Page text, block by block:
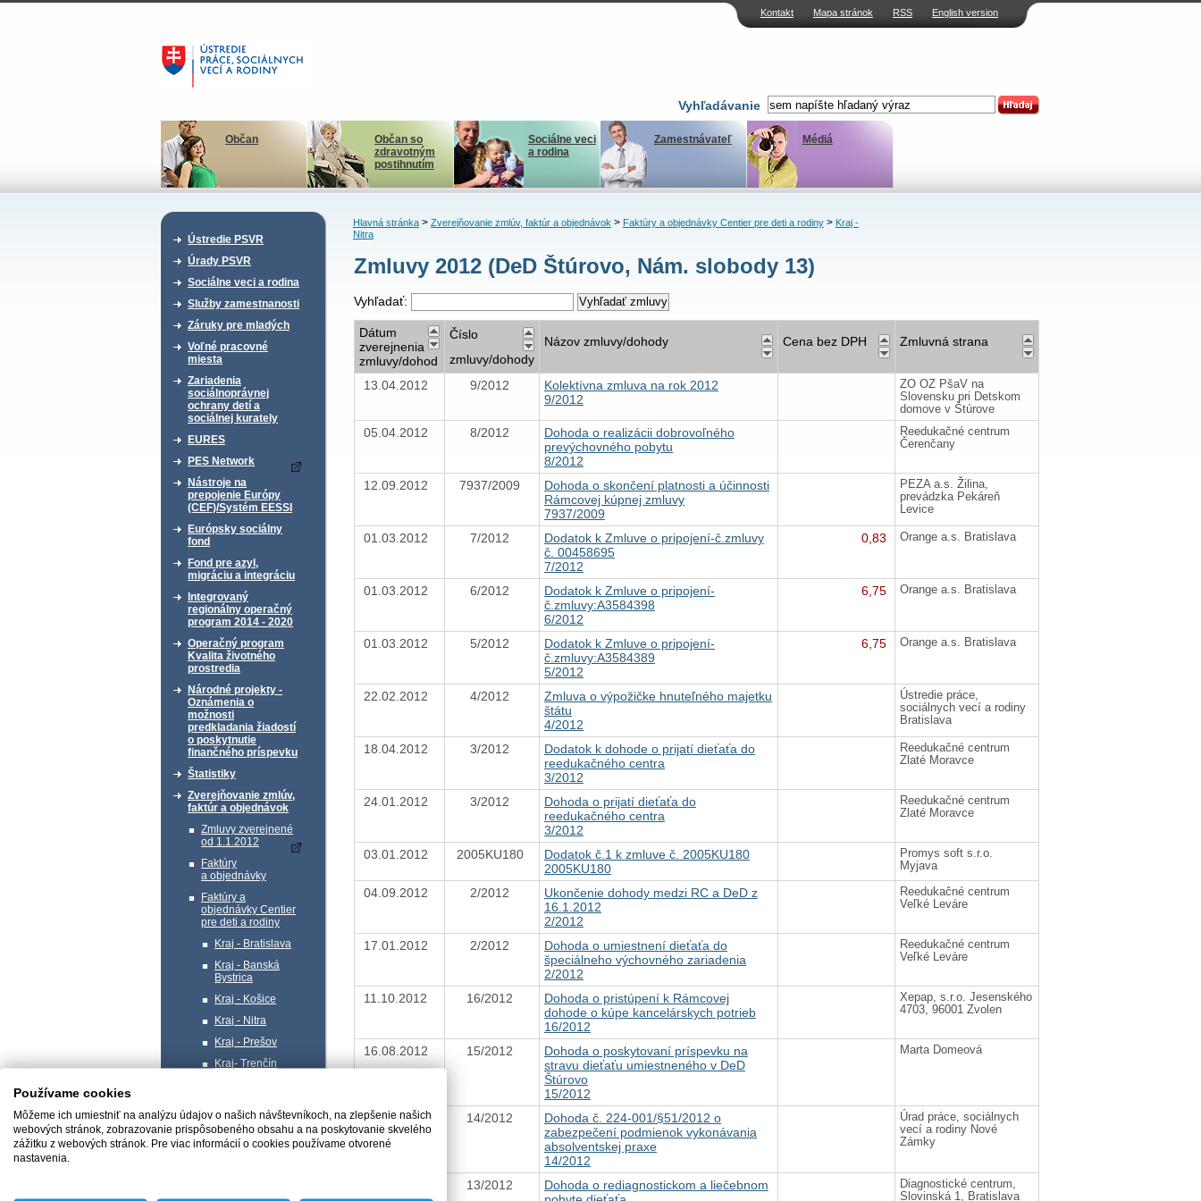
Kontakt Mapa stránok RSS English version
Vyhľadávanie
Občan
Občan so
zdravotným
postihnutím
Sociálne veci
a rodina
Zamestnávateľ Médiá
Ústredie PSVR
Úrady PSVR
Sociálne veci a rodina
Služby zamestnanosti
Záruky pre mladých
Voľné pracovné
miesta
Zariadenia
sociálnoprávnej
ochrany detí a
sociálnej kurately
EURES
PES Network
Nástroje na
prepojenie Európy
(CEF)/Systém EESSI
Európsky sociálny
fond
Fond pre azyl,
migráciu a integráciu
Integrovaný
regionálny operačný
program 2014 - 2020
Operačný program
Kvalita životného
prostredia
Národné projekty -
Oznámenia o
možnosti
predkladania žiadostí
o poskytnutie
finančného príspevku
Štatistiky
Zverejňovanie zmlúv,
faktúr a objednávok
Zmluvy zverejnené
od 1.1.2012
Faktúry
a objednávky
Faktúry a
objednávky Centier
pre deti a rodiny
Kraj - Bratislava
Kraj - Banská
Bystrica
Kraj - Košice
Kraj - Nitra
Kraj - Prešov
Kraj- Trenčín
Profil verejného
obstarávateľa
Hlavná stránka> Zverejňovanie zmlúv, faktúr a objednávok> Faktúry a objednávky Centier pre deti a rodiny> Kraj -
Nitra
Zmluvy 2012 (DeD Štúrovo, Nám. slobody 13)
Vyhľadať:
Dátum
zverejnenia
zmluvy/dohod
Číslo
zmluvy/dohody
Názov zmluvy/dohody Cena bez DPH Zmluvná strana
13.04.2012 9/2012
Kolektívna zmluva na rok 2012
9/2012
ZO OZ PšaV na
Slovensku pri Detskom
domove v Štúrove
05.04.2012 8/2012
Dohoda o realizácii dobrovoľného
prevýchovného pobytu
8/2012
Reedukačné centrum
Čerenčany
12.09.2012 7937/2009
Dohoda o skončení platnosti a účinnosti
Rámcovej kúpnej zmluvy
7937/2009
PEZA a.s. Žilina,
prevádzka Pekáreň
Levice
01.03.2012 7/2012
Dodatok k Zmluve o pripojení-č.zmluvy
č. 00458695
7/2012
0,83 Orange a.s. Bratislava
01.03.2012 6/2012
Dodatok k Zmluve o pripojení-
č.zmluvy:A3584398
6/2012
6,75 Orange a.s. Bratislava
01.03.2012 5/2012
Dodatok k Zmluve o pripojení-
č.zmluvy:A3584389
5/2012
6,75 Orange a.s. Bratislava
22.02.2012 4/2012
Zmluva o výpožičke hnuteľného majetku
štátu
4/2012
Ústredie práce,
sociálnych vecí a rodiny
Bratislava
18.04.2012 3/2012
Dodatok k dohode o prijatí dieťaťa do
reedukačného centra
3/2012
Reedukačné centrum
Zlaté Moravce
24.01.2012 3/2012
Dohoda o prijatí dieťaťa do
reedukačného centra
3/2012
Reedukačné centrum
Zlaté Moravce
03.01.2012 2005KU180
Dodatok č.1 k zmluve č. 2005KU180
2005KU180
Promys soft s.r.o.
Myjava
04.09.2012 2/2012
Ukončenie dohody medzi RC a DeD z
16.1.2012
2/2012
Reedukačné centrum
Veľké Leváre
17.01.2012 2/2012
Dohoda o umiestnení dieťaťa do
špeciálneho výchovného zariadenia
2/2012
Reedukačné centrum
Veľké Leváre
11.10.2012 16/2012
Dohoda o pristúpení k Rámcovej
dohode o kúpe kancelárskych potrieb
16/2012
Xepap, s.r.o. Jesenského
4703, 96001 Zvolen
16.08.2012 15/2012
Dohoda o poskytovaní príspevku na
stravu dieťaťu umiestneného v DeD
Štúrovo
15/2012
Marta Domeová
23.05.2012 14/2012
Dohoda č. 224-001/§51/2012 o
zabezpečení podmienok vykonávania
absolventskej praxe
14/2012
Úrad práce, sociálnych
vecí a rodiny Nové
Zámky
13/2012
Dohoda o rediagnostickom a liečebnom
Diagnostické centrum,
Slovinská 1, Bratislava
Používame cookies
Môžeme ich umiestniť na analýzu údajov o našich návštevníkoch, na zlepšenie našich
webových stránok, zobrazovanie prispôsobeného obsahu a na poskytovanie skvelého
zážitku z webových stránok. Pre viac informácií o cookies používame otvorené
nastavenia.